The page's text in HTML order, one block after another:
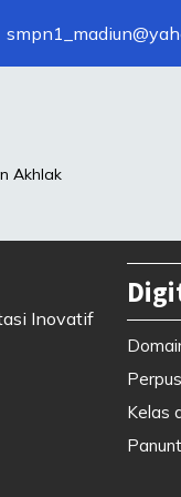
Akhlak
Inovatif
Kelas